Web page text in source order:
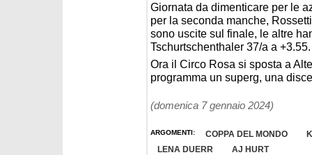
Giornata da dimenticare per le
per la seconda manche,
sono uscite sul finale, le altre
Tschurtschenthaler 37/a a +3.55.
Ora il Circo Rosa si sposta a
programma un superg, una
(domenica 7 gennaio 2024)
ARGOMENTI: COPPA DEL MONDO
LENA DUERR
AJ HURT